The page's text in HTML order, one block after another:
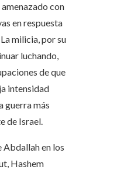
con
en respuesta
milicia, por su
luchando,
de que
intensidad
guerra más
de Israel.
Abdallah en los
Hashem